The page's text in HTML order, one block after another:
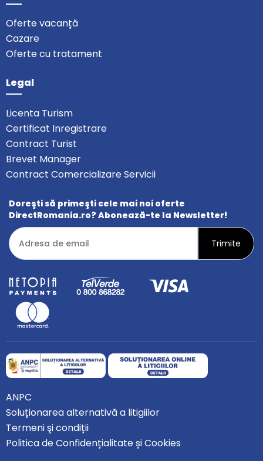
Oferte vacanță
Cazare
Oferte cu tratament
Legal
Licenta Turism
Certificat Inregistrare
Contract Turist
Brevet Manager
Contract Comercializare Servicii
Doreşti să primeşti cele mai noi oferte
DirectRomania.ro? Abonează-te la Newsletter!
ANPC
Soluționarea alternativă a litigiilor
Termeni şi condiții
Politica de Confidențialitate și Cookies